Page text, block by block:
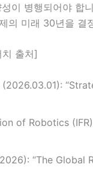
이 병행되어야 합
의 미래 30년을 결
출처]
of Robotics
“The Global